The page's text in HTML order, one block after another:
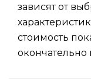
зависят от
стоимость